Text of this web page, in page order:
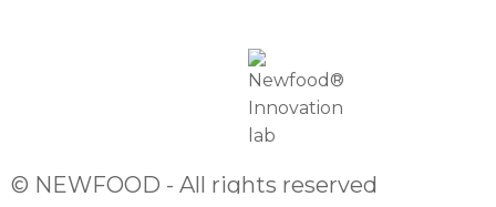
© NEWFOOD - All rights reserved